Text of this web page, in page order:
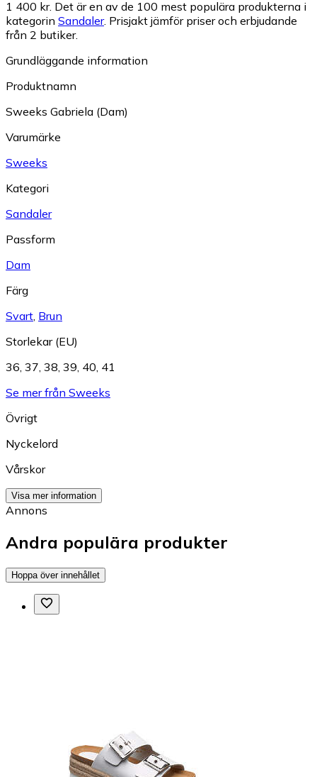
1 400 kr. Det är en av de 100 mest populära produkterna i
kategorin Sandaler. Prisjakt jämför priser och erbjudande
från 2 butiker.
Grundläggande information
Produktnamn
Sweeks Gabriela (Dam)
Varumärke
Sweeks
Kategori
Sandaler
Passform
Dam
Färg
Svart, Brun
Storlekar (EU)
36, 37, 38, 39, 40, 41
Se mer från Sweeks
Övrigt
Nyckelord
Vårskor
Visa mer information
Annons
Andra populära produkter
Hoppa över innehållet